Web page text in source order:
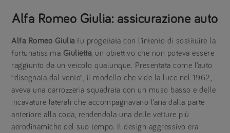
Alfa Romeo Giulia: assicurazione auto
Alfa Romeo Giulia fu progettata con l’intento di sostituire la
fortunatissima Giulietta , un obiettivo che non poteva essere
raggiunto da un veicolo qualunque. Presentata come l’auto
“disegnata dal vento”, il modello che vide la luce nel 1962,
aveva una carrozzeria squadrata con un muso basso e delle
incavature laterali che accompagnavano l’aria dalla parte
anteriore alla coda, rendendola una delle vetture più
aerodinamiche del suo tempo. Il design aggressivo era